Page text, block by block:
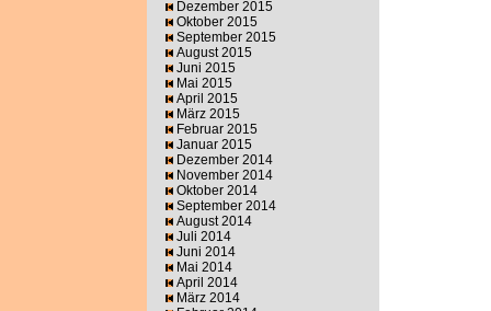
Dezember 2015
Oktober 2015
September 2015
August 2015
Juni 2015
Mai 2015
April 2015
März 2015
Februar 2015
Januar 2015
Dezember 2014
November 2014
Oktober 2014
September 2014
August 2014
Juli 2014
Juni 2014
Mai 2014
April 2014
März 2014